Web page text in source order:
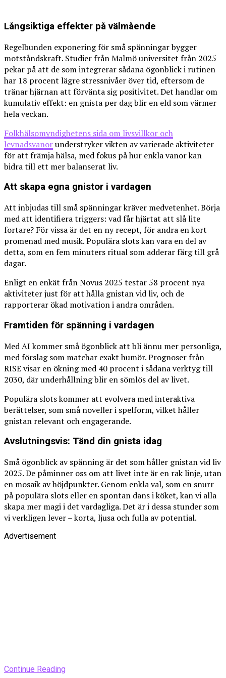
Långsiktiga effekter på välmående
Regelbunden exponering för små spänningar bygger
motståndskraft. Studier från Malmö universitet från 2025
pekar på att de som integrerar sådana ögonblick i rutinen
har 18 procent lägre stressnivåer över tid, eftersom de
tränar hjärnan att förvänta sig positivitet. Det handlar om
kumulativ effekt: en gnista per dag blir en eld som värmer
hela veckan.
Folkhälsomyndighetens sida om livsvillkor och
levnadsvanorunderstryker vikten av varierade aktiviteter
för att främja hälsa, med fokus på hur enkla vanor kan
bidra till ett mer balanserat liv.
Att skapa egna gnistor i vardagen
Att inbjudas till små spänningar kräver medvetenhet. Börja
med att identifiera triggers: vad får hjärtat att slå lite
fortare? För vissa är det en ny recept, för andra en kort
promenad med musik. Populära slots kan vara en del av
detta, som en fem minuters ritual som adderar färg till grå
dagar.
Enligt en enkät från Novus 2025 testar 58 procent nya
aktiviteter just för att hålla gnistan vid liv, och de
rapporterar ökad motivation i andra områden.
Framtiden för spänning i vardagen
Med AI kommer små ögonblick att bli ännu mer personliga,
med förslag som matchar exakt humör. Prognoser från
RISE visar en ökning med 40 procent i sådana verktyg till
2030, där underhållning blir en sömlös del av livet.
Populära slots kommer att evolvera med interaktiva
berättelser, som små noveller i spelform, vilket håller
gnistan relevant och engagerande.
Avslutningsvis: Tänd din gnista idag
Små ögonblick av spänning är det som håller gnistan vid liv
2025. De påminner oss om att livet inte är en rak linje, utan
en mosaik av höjdpunkter. Genom enkla val, som en snurr
på populära slots eller en spontan dans i köket, kan vi alla
skapa mer magi i det vardagliga. Det är i dessa stunder som
vi verkligen lever – korta, ljusa och fulla av potential.
Advertisement
Continue Reading